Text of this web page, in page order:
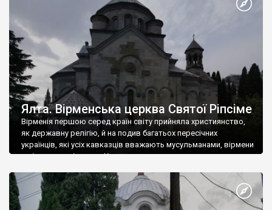
А потім було Хрещення Русі. На честь Херсонесу Таврійського
Ялта. Вірменська церква Святої Ріпсіме
Вірменія першою серед країн світу прийняла християнство,
як державну релігію, й на подив багатьох пересічних
українців, які усіх кавказців вважають мусульманами, вірмени
є відданими вірянами Христа